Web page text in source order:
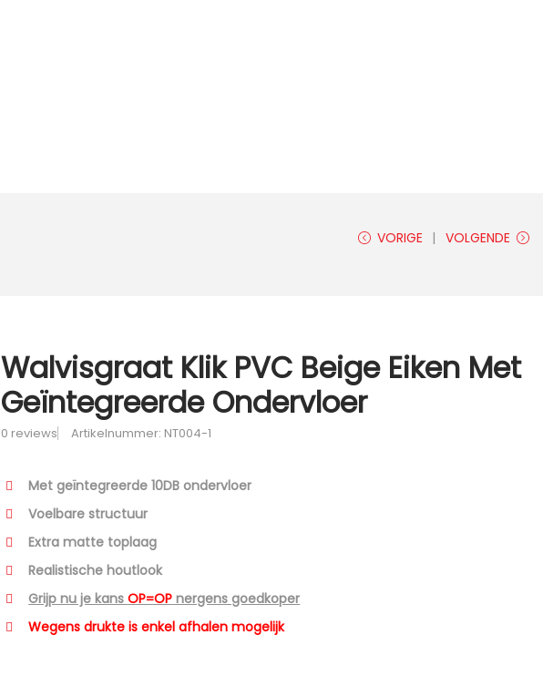
VORIGE VOLGENDE
Walvisgraat Klik PVC Beige Eiken Met
Geïntegreerde Ondervloer
0 reviews Artikelnummer: NT004-1
Met geïntegreerde 10DB ondervloer
Voelbare structuur
Extra matte toplaag
Realistische houtlook
Grijp nu je kansOP=OP nergens goedkoper
Wegens drukte is enkel afhalen mogelijk